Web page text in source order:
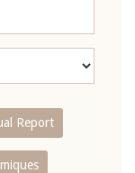
Report